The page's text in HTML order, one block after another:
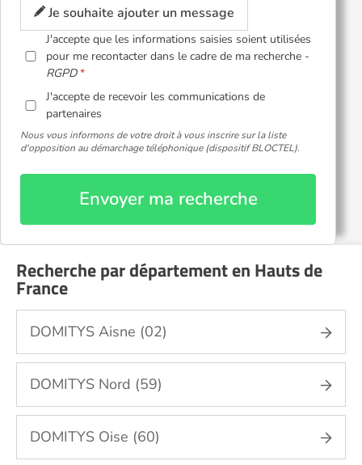
Je souhaite ajouter un message
J'accepte que les informations saisies soient utilisées
pour me recontacter dans le cadre de ma recherche -
RGPD
J'accepte de recevoir les communications de
partenaires
Nous vous informons de votre droit à vous inscrire sur la liste
d'opposition au démarchage téléphonique (dispositif BLOCTEL).
Envoyer ma recherche
Recherche par département en Hauts de
France
DOMITYS Aisne (02)
DOMITYS Nord (59)
DOMITYS Oise (60)